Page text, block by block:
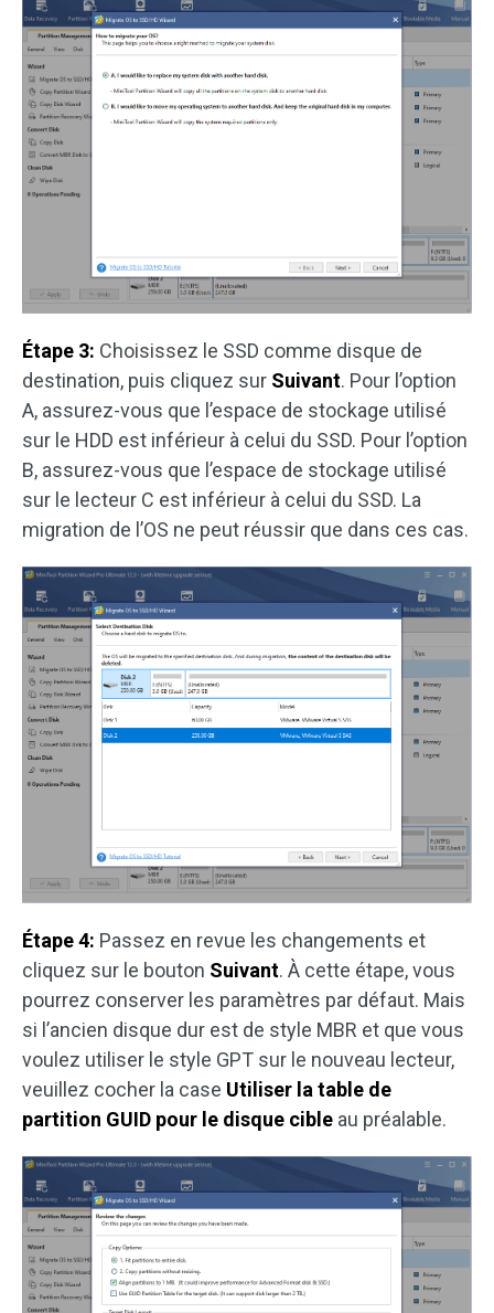
Étape 3: Choisissez le SSD comme disque de
destination, puis cliquez sur Suivant. Pour l’option
A, assurez-vous que l’espace de stockage utilisé
sur le HDD est inférieur à celui du SSD. Pour l’option
B, assurez-vous que l’espace de stockage utilisé
sur le lecteur C est inférieur à celui du SSD. La
migration de l’OS ne peut réussir que dans ces cas.
Étape 4: Passez en revue les changements et
cliquez sur le bouton Suivant. À cette étape, vous
pourrez conserver les paramètres par défaut. Mais
si l’ancien disque dur est de style MBR et que vous
voulez utiliser le style GPT sur le nouveau lecteur,
veuillez cocher la case Utiliser la table de
partition GUID pour le disque cible au préalable.